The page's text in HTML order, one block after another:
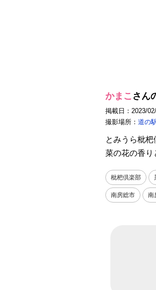
かまこ さん
掲載日：2023/
撮影場所： 道の
とみうら枇杷
菜の花の香り
枇杷倶楽部
南房総市 南